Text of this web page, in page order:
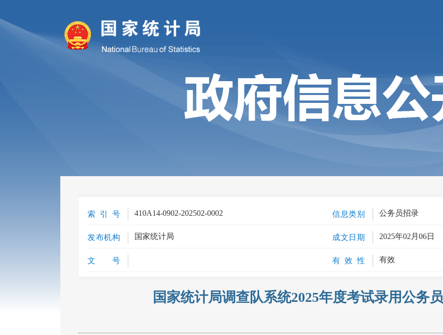
索 引 号 410A14-0902-202502-0002 信息类别 公务员招录
发布机构 国家统计局 成文日期 2025年02月06日
文 号 有 效 性 有效
国家统计局调查队系统2025年度考试录用公务